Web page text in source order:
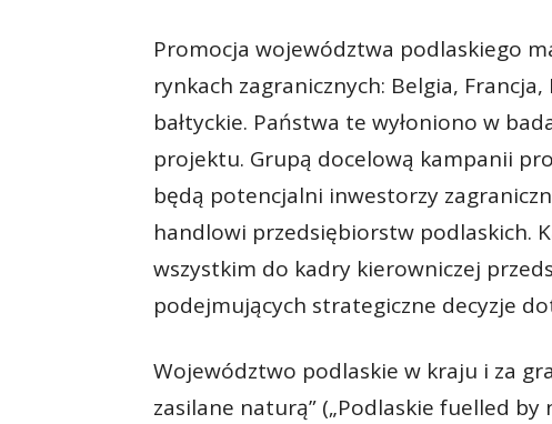
Promocja województwa podlaskiego
rynkach zagranicznych: Belgia,
bałtyckie. Państwa te wyłoniono w
projektu. Grupą docelową kampanii
będą potencjalni inwestorzy
handlowi przedsiębiorstw podlaskich.
wszystkim do kadry kierowniczej
podejmujących strategiczne decyzje
Województwo podlaskie w kraju i za
zasilane naturą” („Podlaskie fuelled